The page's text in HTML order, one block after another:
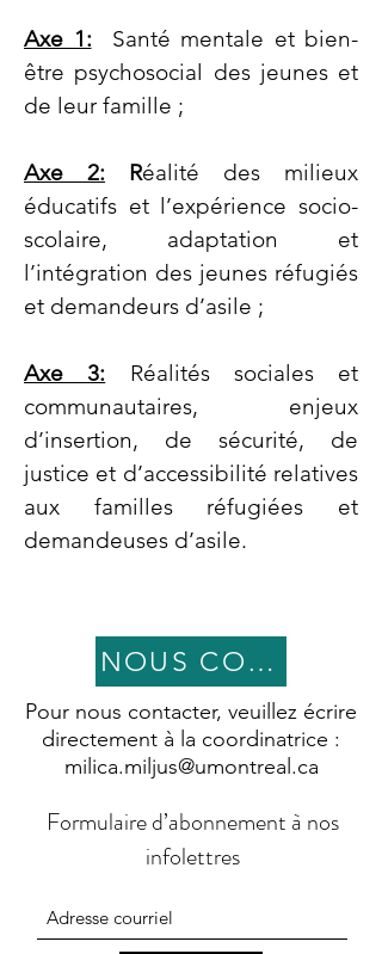
Axe 1:Santé mentale et bien-
être psychosocial des jeunes et
de leur famille ;
Axe 2: Réalité des milieux
éducatifs et l’expérience socio-
scolaire, adaptation et
l’intégration des jeunes réfugiés
et demandeurs d’asile ;
Axe 3: Réalités sociales et
communautaires, enjeux
d’insertion, de sécurité, de
justice et d’accessibilité relatives
aux familles réfugiées et
demandeuses d’asile.
NOUS CONTACTER
Pour nous contacter, veuillez écrire
directement à la coordinatrice :
milica.miljus@umontreal.ca
Formulaire d’abonnement à nos
infolettres